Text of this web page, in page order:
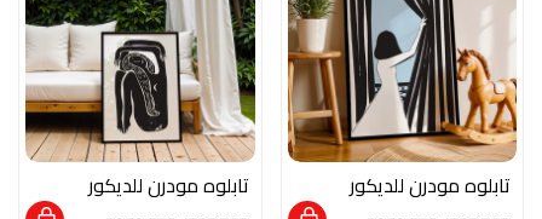
تابلوه مودرن للديكور
من الخشب الطبيعي
تابلوه مودرن للديكور
من الخشب الطبيعي